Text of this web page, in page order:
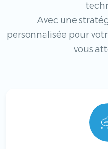
Avec une
personnalisée pour
vous